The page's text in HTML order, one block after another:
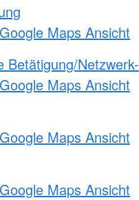
Maps Ansicht
Betätigung/Netzwerk-
Maps Ansicht
Maps Ansicht
Maps Ansicht